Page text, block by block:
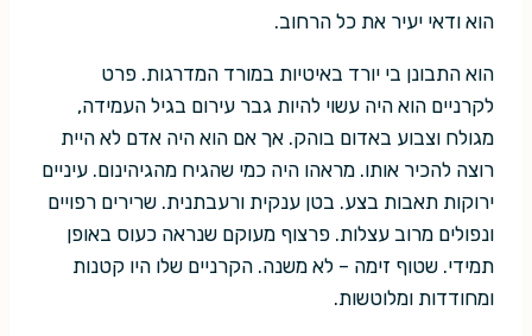
הוא ודאי יעיר את כל הרחוב.
הוא התבונן בי יורד באיטיות במורד המדרגות. פרט
לקרניים הוא היה עשוי להיות גבר עירום בגיל העמידה,
מגולח וצבוע באדום בוהק. אך אם הוא היה אדם לא היית
רוצה להכיר אותו. מראהו היה כמי שהגיח מהגיהינום. עיניים
ירוקות תאבות בצע. בטן ענקית ורעבתנית. שרירים רפויים
ונפולים מרוב עצלות. פרצוף מעוקם שנראה כעוס באופן
תמידי. שטוף זימה – לא משנה. הקרניים שלו היו קטנות
ומחודדות ומלוטשות.